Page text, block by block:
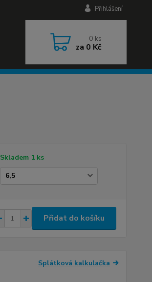
Přihlášení
0 ks
za 0 Kč
Skladem 1 ks
Přidat do košíku
Splátková kalkulačka